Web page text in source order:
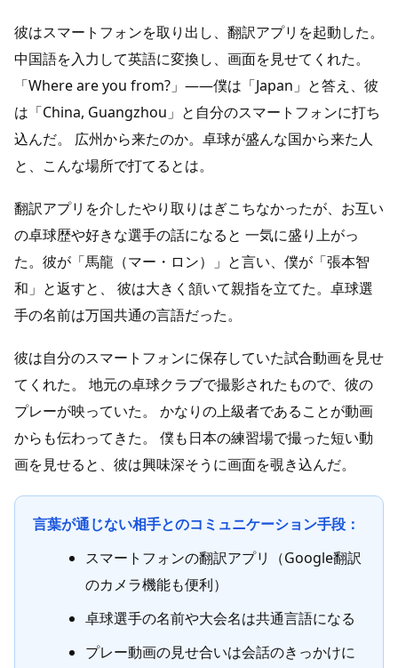
彼はスマートフォンを取り出し、翻訳アプリを起動した。
中国語を入力して英語に変換し、画面を見せてくれた。
「Where are you from?」——僕は「Japan」と答え、彼
は「China, Guangzhou」と自分のスマートフォンに打ち
込んだ。 広州から来たのか。卓球が盛んな国から来た人
と、こんな場所で打てるとは。
翻訳アプリを介したやり取りはぎこちなかったが、お互い
の卓球歴や好きな選手の話になると 一気に盛り上がっ
た。彼が「馬龍（マー・ロン）」と言い、僕が「張本智
和」と返すと、 彼は大きく頷いて親指を立てた。卓球選
手の名前は万国共通の言語だった。
彼は自分のスマートフォンに保存していた試合動画を見せ
てくれた。 地元の卓球クラブで撮影されたもので、彼の
プレーが映っていた。 かなりの上級者であることが動画
からも伝わってきた。 僕も日本の練習場で撮った短い動
画を見せると、彼は興味深そうに画面を覗き込んだ。
言葉が通じない相手とのコミュニケーション手段：
スマートフォンの翻訳アプリ（Google翻訳
のカメラ機能も便利）
卓球選手の名前や大会名は共通言語になる
プレー動画の見せ合いは会話のきっかけに